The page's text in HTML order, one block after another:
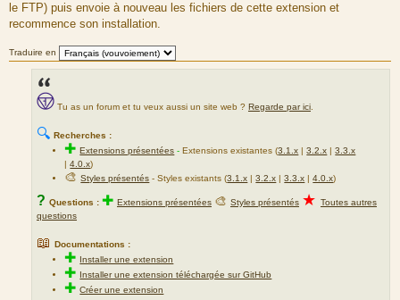
le FTP) puis envoie à nouveau les fichiers de cette extension et
recommence son installation.
Traduire en
Tu as un forum et tu veux aussi un site web ? Regarde par ici
🔍 Recherches :
✚Extensions présentées -Extensions existantes (3.1.x |3.2.x |3.3.x
|4.0.x)
🎨Styles présentés - Styles existants (3.1.x |3.2.x |3.3.x |4.0.x)
? Questions : ✚ Extensions présentées 🎨 Styles présentés ★ Toutes autres
questions
📖 Documentations :
✚ Installer une extension
✚ Installer une extension téléchargée sur GitHub
✚Créer une extension